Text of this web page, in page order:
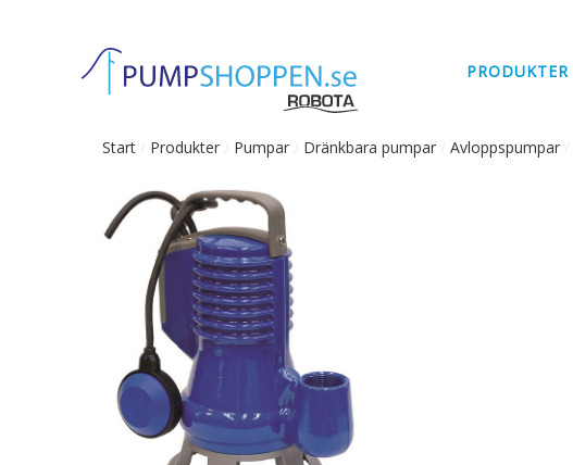
PRODUKTER
Start Produkter Pumpar Dränkbara pumpar Avloppspumpar